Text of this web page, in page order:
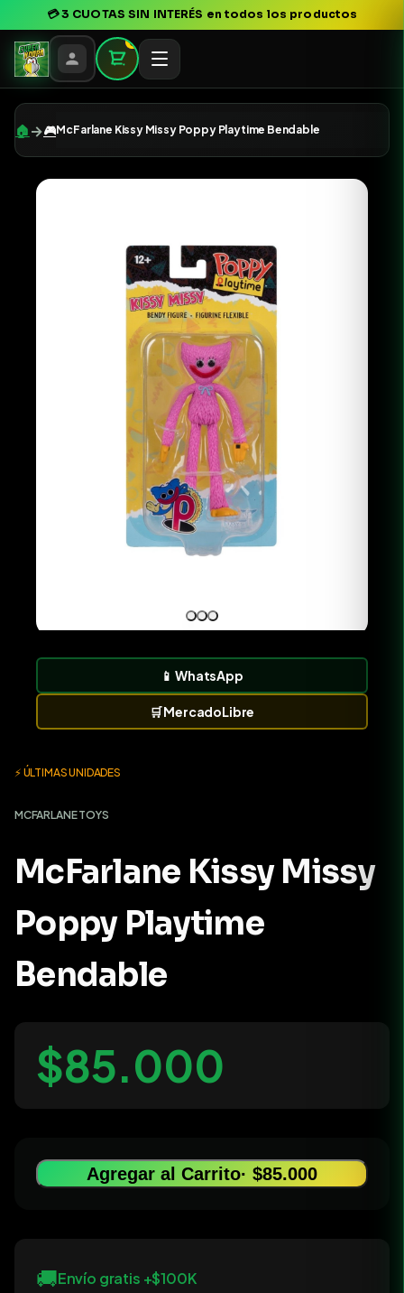
💳3 CUOTAS SIN INTERÉS en todos los productos
0
🏠 →🎮McFarlane Kissy Missy Poppy Playtime Bendable
📱WhatsApp
🛒MercadoLibre
⚡ ÚLTIMAS UNIDADES
MCFARLANE TOYS
McFarlane Kissy Missy
Poppy Playtime
Bendable
$85.000
Agregar al Carrito· $85.000
🚚Envío gratis +$100K